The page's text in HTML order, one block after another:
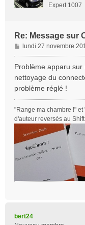
Expert 1007
Re: Message sur
M
e
s
g
e
lundi 27 novembre
Problème apparu sur
nettoyage du
problème réglé !
"Range ma chambre !"
d'auteur reversés au
bert24